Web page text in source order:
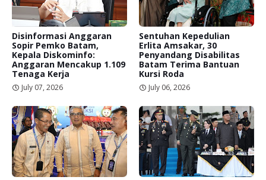
Disinformasi Anggaran
Sopir Pemko Batam,
Kepala Diskominfo:
Anggaran Mencakup 1.109
Tenaga Kerja
July 07, 2026
Sentuhan Kepedulian
Erlita Amsakar, 30
Penyandang Disabilitas
Batam Terima Bantuan
Kursi Roda
July 06, 2026